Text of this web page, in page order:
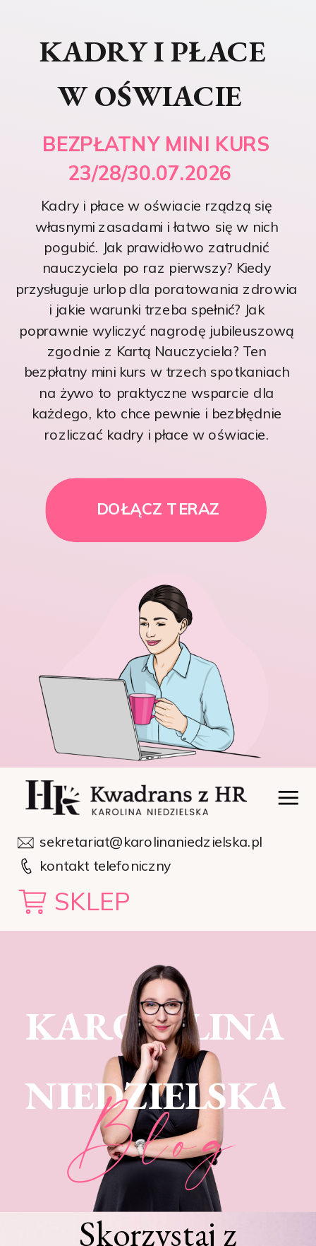
BEZPŁATNY MINI KURS
Kadry i płace w oświacie rządzą się
własnymi zasadami i łatwo się w nich
pogubić. Jak prawidłowo zatrudnić
nauczyciela po raz pierwszy? Kiedy
przysługuje urlop dla poratowania zdrowia
i jakie warunki trzeba spełnić? Jak
poprawnie wyliczyć nagrodę jubileuszową
zgodnie z Kartą Nauczyciela? Ten
bezpłatny mini kurs w trzech spotkaniach
na żywo to praktyczne wsparcie dla
każdego, kto chce pewnie i bezbłędnie
rozliczać kadry i płace w oświacie.
DOŁĄCZ TERAZ
KADRY I PŁACE
W OŚWIACIE
23/28/30.07.2026
sekretariat@karolinaniedzielska.pl
kontakt telefoniczny
SKLEP
KARO LINA
NIEDZIELSKA
Blog
Skorzystaj z